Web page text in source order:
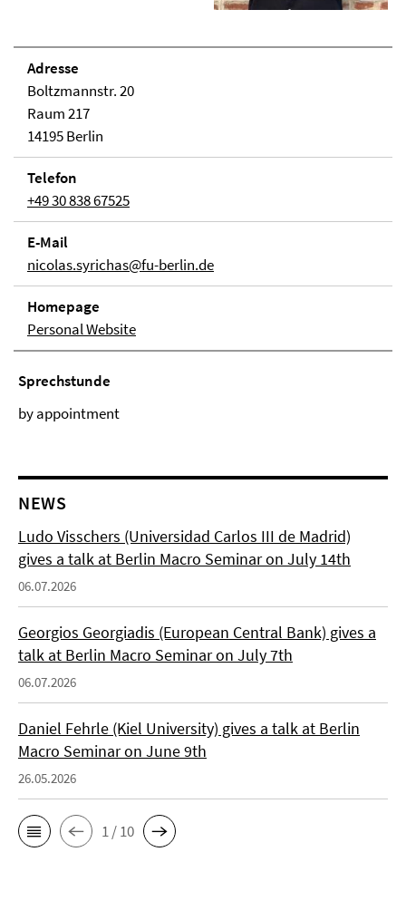
Adresse
Boltzmannstr. 20
Raum 217
14195 Berlin
Telefon
+49 30 838 67525
E-Mail
nicolas.syrichas@fu-berlin.de
Homepage
Personal Website
Sprechstunde
by appointment
NEWS
Ludo Visschers (Universidad Carlos III de Madrid)
gives a talk at Berlin Macro Seminar on July 14th
06.07.2026
Georgios Georgiadis (European Central Bank) gives a
talk at Berlin Macro Seminar on July 7th
06.07.2026
Daniel Fehrle (Kiel University) gives a talk at Berlin
Macro Seminar on June 9th
26.05.2026
1 / 10